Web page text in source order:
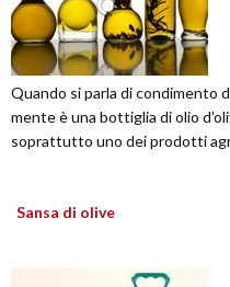
Quando si parla di condimento
mente è una bottiglia di olio
soprattutto uno dei prodotti
Sansa di olive